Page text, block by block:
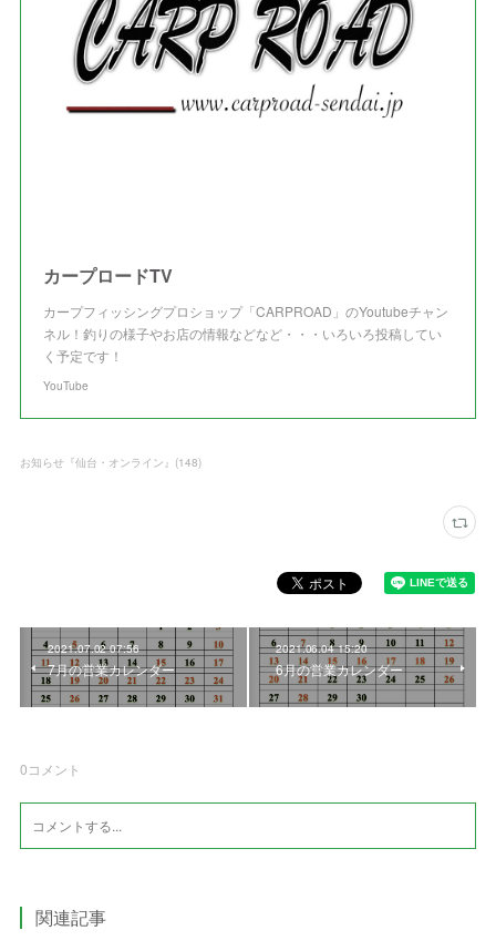
カープロードTV
カープフィッシングプロショップ「CARPROAD」のYoutubeチャン
ネル！釣りの様子やお店の情報などなど・・・いろいろ投稿してい
く予定です！
YouTube
お知らせ『仙台・オンライン』 (148)
2021.07.02 07:56
7月の営業カレンダー
2021.06.04 15:20
6月の営業カレンダー
0コメント
関連記事